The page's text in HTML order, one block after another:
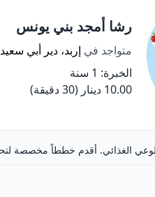
رشا أمجد بني يونس
متواجد في إربد، دير أبي سعيد
الخبرة: 1 سنة
10.00 دينار
(30 دقيقة)